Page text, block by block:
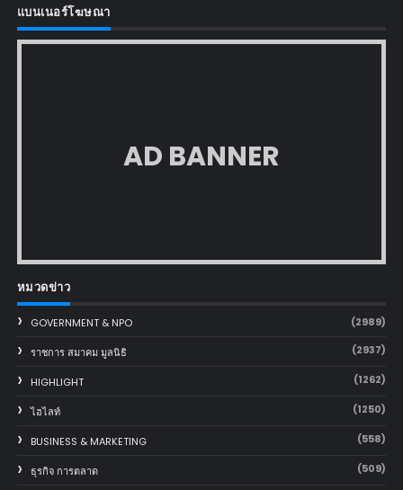
แบนเนอร์โฆษณา
AD BANNER
หมวดข่าว
GOVERNMENT & NPO (2989)
ราชการ สมาคม มูลนิธิ (2937)
HIGHLIGHT (1262)
ไฮไลท์ (1250)
BUSINESS & MARKETING (558)
ธุรกิจ การตลาด (509)